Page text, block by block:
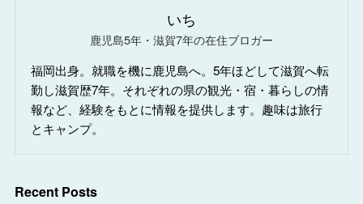
いち
鹿児島5年・滋賀7年の在住ブロガー
福岡出身。就職を機に鹿児島へ。5年ほどして滋賀へ転
勤し滋賀歴7年。それぞれの県の観光・宿・暮らしの情
報など、経験をもとに情報を提供します。趣味は旅行
とキャンプ。
Recent Posts